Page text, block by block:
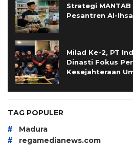
Strategi
Pesantren Al-
Milad Ke-2, PT
Dinasti Fokus
Kesejahteraan
TAG POPULER
# Madura
# regamedianews.com